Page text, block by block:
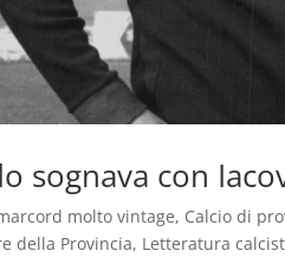
sognava con
molto vintage, Calcio di
della Provincia, Letteratura